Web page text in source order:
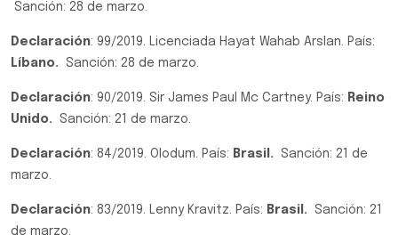
Sanción: 28 de marzo.
Declaración: 99/2019. Licenciada Hayat Wahab Arslan. País:
Líbano. Sanción: 28 de marzo.
Declaración: 90/2019. Sir James Paul Mc Cartney. País: Reino
Unido. Sanción: 21 de marzo.
Declaración: 84/2019. Olodum. País: Brasil. Sanción: 21 de
marzo.
Declaración: 83/2019. Lenny Kravitz. País: Brasil. Sanción: 21
de marzo.